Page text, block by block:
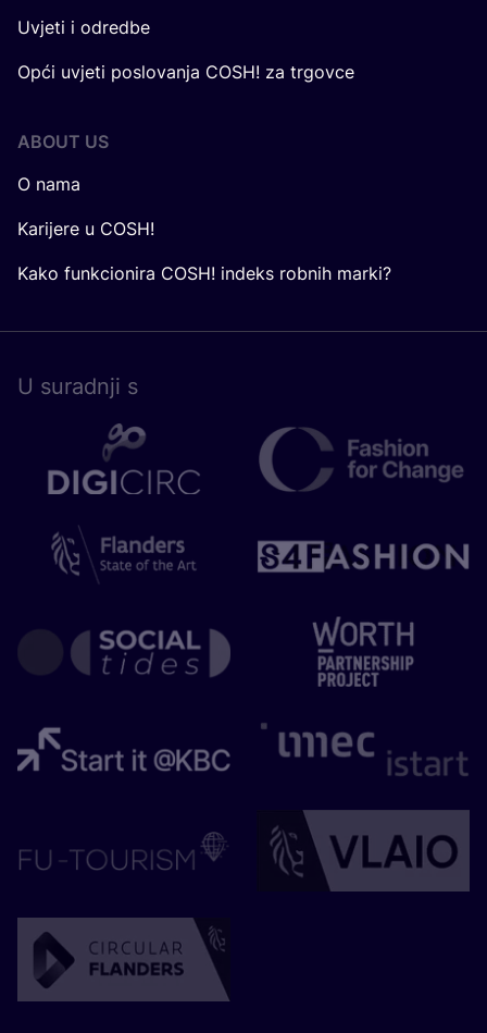
Uvjeti i odredbe
Opći uvjeti poslovanja COSH! za trgovce
ABOUT US
O nama
Karijere u COSH!
Kako funkcionira COSH! indeks robnih marki?
U surad­nji s